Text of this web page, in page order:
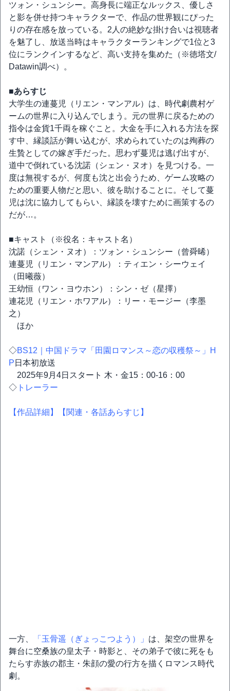
ツォン・シュンシー。高身長に端正なルックス、優しさ
と影を併せ持つキャラクターで、作品の世界観にぴった
りの存在感を放っている。2人の絶妙な掛け合いは視聴者
を魅了し、放送当時はキャラクターランキングで1位と3
位にランクインするなど、高い支持を集めた（※徳塔文/
Datawin調べ）。
■あらすじ
大学生の連蔓児（リエン・マンアル）は、時代劇農村ゲ
ームの世界に入り込んでしまう。元の世界に戻るための
指令は金貨1千両を稼ぐこと。大金を手に入れる方法を探
す中、縁談話が舞い込むが、求められていたのは殉葬の
生贄としての嫁ぎ手だった。思わず蔓児は逃げ出すが、
道中で倒れている沈諾（シェン・ヌオ）を見つける。一
度は無視するが、何度も沈と出会うため、ゲーム攻略の
ための重要人物だと思い、彼を助けることに。そして蔓
児は沈に協力してもらい、縁談を壊すために画策するの
だが…。
■キャスト（※役名：キャスト名）
沈諾（シェン・ヌオ）：ツォン・シュンシー（曾舜晞）
連蔓児（リエン・マンアル）：ティエン・シーウェイ
（田曦薇）
王幼恒（ワン・ヨウホン）：シン・ゼ（星擇）
連花児（リエン・ホワアル）：リー・モージー（李墨
之）
ほか
◇BS12｜中国ドラマ「田園ロマンス～恋の収穫祭～」H
P 日本初放送
2025年9月4日スタート 木・金15：00-16：00
◇ トレーラー
【作品詳細】 【関連・各話あらすじ】
一方、 「玉骨遥（ぎょっこつよう）」 は、架空の世界を
舞台に空桑族の皇太子・時影と、その弟子で彼に死をも
たらす赤族の郡主・朱顔の愛の行方を描くロマンス時代
劇。